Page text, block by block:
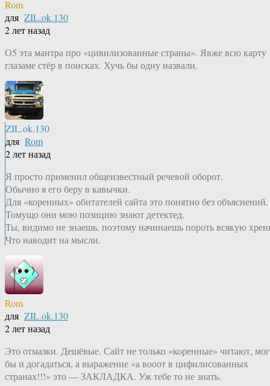
Rom
для ZIL.ok.130
2 лет назад
О5 эта мантра про «цивилизованные страны». Явже всю карту
глазаме стёр в поисках. Хучь бы одну назвали.
ZIL.ok.130
для Rom
2 лет назад
Я просто применил общеизвестный речевой оборот.
Обычно я его беру в кавычки.
Для «коренных» обитателей сайта это понятно без объяснений.
Томущо они мою позицию знают детектед.
Ты, видимо не знаешь, поэтому начинаешь пороть всякую
Что наводит на мысли.
Rom
для ZIL.ok.130
2 лет назад
Это отмазки. Дешёвые. Сайт не только «коренные» читают, мог
бы и догадаться, а выражение «а вооот в цифилисованных
странах!!!» это — ЗАКЛАДКА. Уж тебе то не знать.